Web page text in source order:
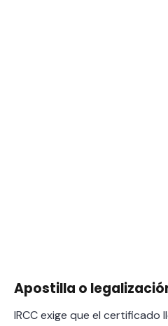
Apostilla o
IRCC exige que el certificado